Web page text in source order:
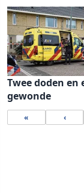
Twee doden en
gewonde
« ‹